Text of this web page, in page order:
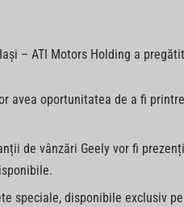
– ATI Motors Holding a
avea oportunitatea de a fi
de vânzări Geely vor fi
speciale, disponibile exclusiv